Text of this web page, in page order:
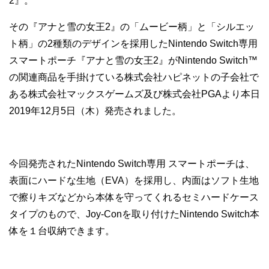
その『アナと雪の女王2』の「ムービー柄」と「シルエッ
ト柄」の2種類のデザインを採用したNintendo Switch専用
スマートポーチ『アナと雪の女王2』がNintendo Switch™
の関連商品を手掛けている株式会社ハピネットの子会社で
ある株式会社マックスゲームズ及び株式会社PGAより本日
2019年12月5日（木）発売されました。
今回発売されたNintendo Switch専用 スマートポーチは、
表面にハードな生地（EVA）を採用し、内面はソフト生地
で擦りキズなどから本体を守ってくれるセミハードケース
タイプのもので、Joy-Conを取り付けたNintendo Switch本
体を１台収納できます。